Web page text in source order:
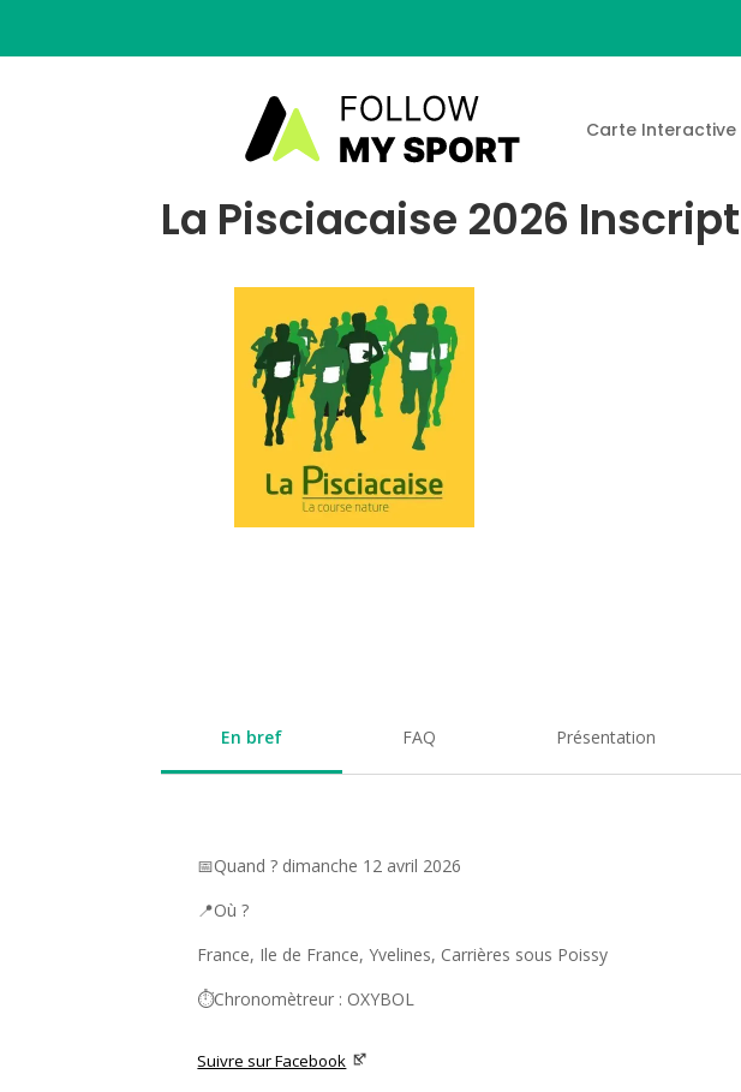
Carte Interactive
La Pisciacaise 2026
En bref FAQ Présentation
📅Quand ? dimanche 12 avril 2026
📍Où ?
France, Ile de France, Yvelines, Carrières sous Poissy
⏱️Chronomètreur : OXYBOL
Suivre sur Facebook